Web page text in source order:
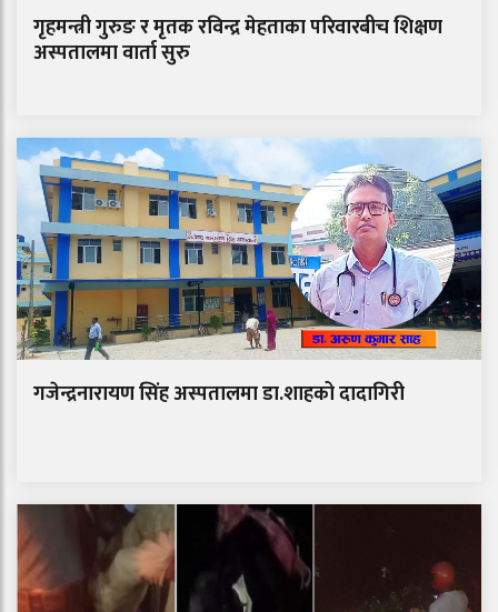
गृहमन्त्री गुरुङ र मृतक रविन्द्र मेहताका परिवारबीच शिक्षण
अस्पतालमा वार्ता सुरु
गजेन्द्रनारायण सिंह अस्पतालमा डा.शाहको दादागिरी